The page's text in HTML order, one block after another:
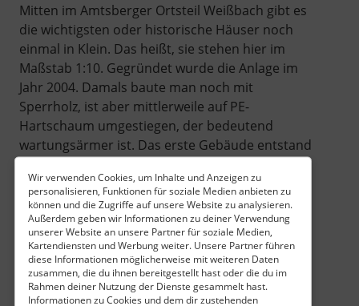
Wir verwenden Cookies, um Inhalte und Anzeigen zu
personalisieren, Funktionen für soziale Medien anbieten zu
können und die Zugriffe auf unsere Website zu analysieren.
Außerdem geben wir Informationen zu deiner Verwendung
unserer Website an unsere Partner für soziale Medien,
Kartendiensten und Werbung weiter. Unsere Partner führen
diese Informationen möglicherweise mit weiteren Daten
zusammen, die du ihnen bereitgestellt hast oder die du im
Rahmen deiner Nutzung der Dienste gesammelt hast.
Informationen zu Cookies und dem dir zustehenden
Mitten im Amtsberger Ortsteil Weißbach gibt es
die wichtigsten oder historische Häuser noch
einmal in Klein. Das heißt, sie stehen hier im
Maßstab 1:10. Gegründet wurde die Anlage im
Jahr 2004. Damals baute man noch mit
Sperrholz, ist aber mittlerweile auf PE-
Hartschaum umgestiegen, der bedeutend
wartungsärmer ist. Das erste Gebäude entstand
Rahmen des Heimatfestes. Begeisterte
Menschen im Ort trugen das Vorhaben, weitere
Modelle entstehen zu lassen. Ab dem ersten Mai
jeden Jahres ziehen die Modelle wieder auf die
Wiese an der Straße. Im Oktober zum
Kirchweihfest kommt jeweils ein neues Haus
hinzu. Zu Beginn der Adventszeit erhalten sie